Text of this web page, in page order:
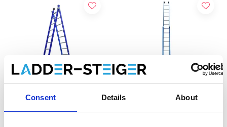
Consent Details About